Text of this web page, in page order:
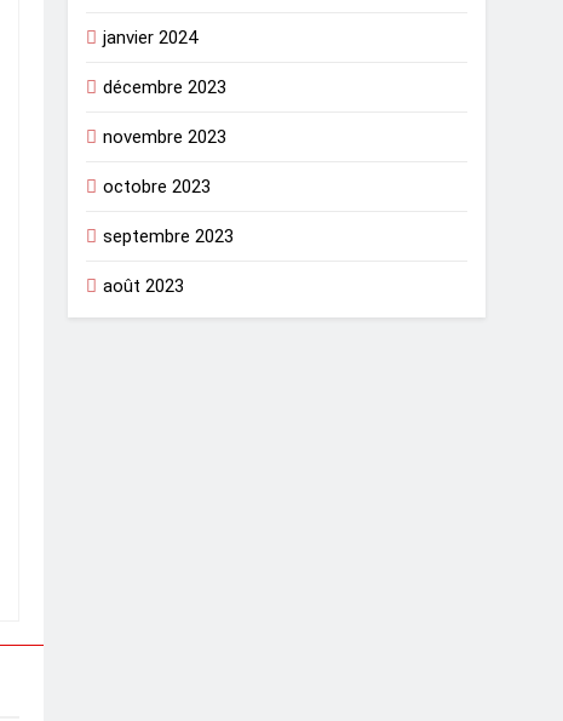
janvier 2024
décembre 2023
novembre 2023
octobre 2023
septembre 2023
août 2023